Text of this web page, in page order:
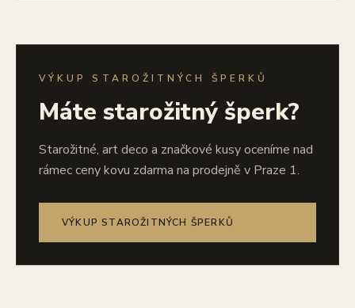
VÝKUP STAROŽITNÝCH ŠPERKŮ
Máte starožitný šperk?
Starožitné, art deco a značkové kusy oceníme nad
rámec ceny kovu zdarma na prodejně v Praze 1.
VÝKUP STAROŽITNÝCH ŠPERKŮ